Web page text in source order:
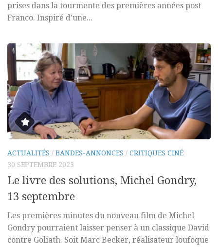
prises dans la tourmente des premières années post
Franco. Inspiré d’une...
ACTUALITÉS / BANDES-ANNONCES / CRITIQUES CINÉ
30 SEPTEMBRE 2023
Le livre des solutions, Michel Gondry,
13 septembre
Les premières minutes du nouveau film de Michel
Gondry pourraient laisser penser à un classique David
contre Goliath. Soit Marc Becker, réalisateur loufoque